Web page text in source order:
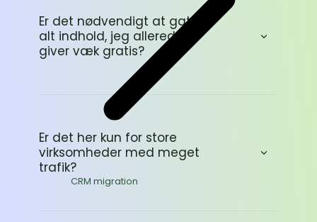
CRM migration
Er det nødvendigt at gate
alt indhold, jeg allerede
giver væk gratis?
Er det her kun for store
virksomheder med meget
trafik?